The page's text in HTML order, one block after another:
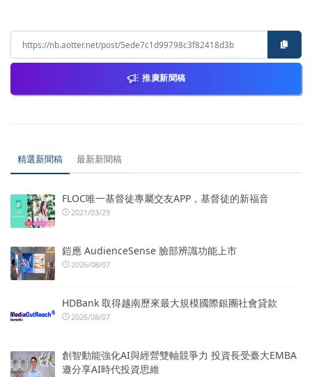
推廣新聞稿
精選新聞稿 最新新聞稿
FLOC唯一基督徒專屬交友APP，基督徒的新福音
2021/03/29
鎧應 AudienceSense 臉部辨識功能上市
2026/08/07
HDBank 取得越南歷來最大規模國際銀團社會貸款
2026/08/07
創智動能強化AI與經營雙軸競爭力 投資長受臺大EMBA
邀分享AI時代投資思維